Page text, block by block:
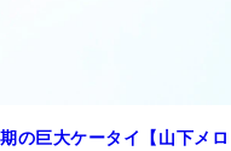
の巨大ケータイ【山下メロ